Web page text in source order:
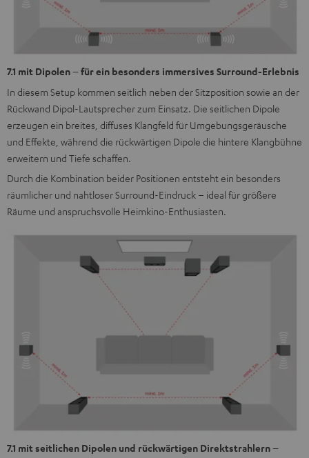
7.1 mit Dipolen – für ein besonders immersives Surround-Erlebnis
In diesem Setup kommen seitlich neben der Sitzposition sowie an der
Rückwand Dipol-Lautsprecher zum Einsatz. Die seitlichen Dipole
erzeugen ein breites, diffuses Klangfeld für Umgebungsgeräusche
und Effekte, während die rückwärtigen Dipole die hintere Klangbühne
erweitern und Tiefe schaffen.
Durch die Kombination beider Positionen entsteht ein besonders
räumlicher und nahtloser Surround-Eindruck – ideal für größere
Räume und anspruchsvolle Heimkino-Enthusiasten.
7.1 mit seitlichen Dipolen und rückwärtigen Direktstrahlern –